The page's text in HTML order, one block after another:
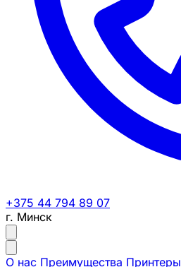
+375 44 794 89 07
г. Минск
О нас Преимущества Принтеры